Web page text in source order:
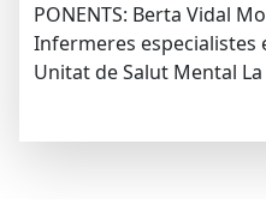
PONENTS: Berta Vidal
Infermeres especialistes
Unitat de Salut Mental